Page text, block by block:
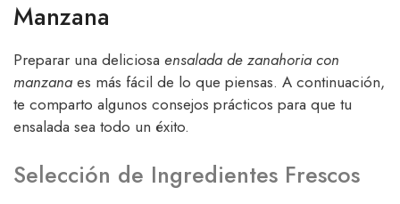
Manzana
Preparar una deliciosa ensalada de zanahoria con
manzana es más fácil de lo que piensas. A continuación,
te comparto algunos consejos prácticos para que tu
ensalada sea todo un éxito.
Selección de Ingredientes Frescos